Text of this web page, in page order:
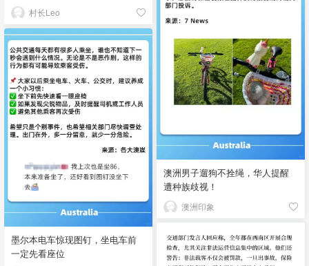
村长Leo
澳洲男子遛狗不拴绳，华人提醒
遭种族歧视！
澳洲印象
墨尔本电车惊现图钉，坐电车前
一定先看座位